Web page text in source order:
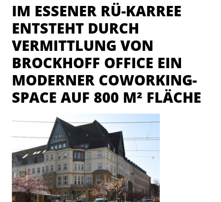
IM ESSENER RÜ-KARREE
ENTSTEHT DURCH
VERMITTLUNG VON
BROCKHOFF OFFICE EIN
MODERNER COWORKING-
SPACE AUF 800 M² FLÄCHE